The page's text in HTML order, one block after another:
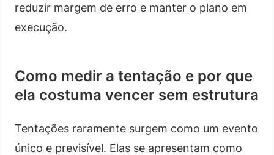
reduzir margem de erro e manter o plano em
execução.
Como medir a tentação e por que
ela costuma vencer sem estrutura
Tentações raramente surgem como um evento
único e previsível. Elas se apresentam como